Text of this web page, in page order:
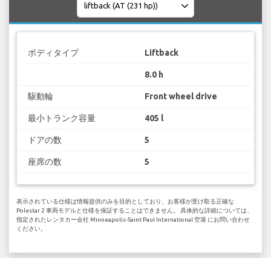
ボディタイプ Liftback
8.0 h
駆動輪 Front wheel drive
最小トランク容量 405 l
ドアの数 5
座席の数 5
表示されている仕様は情報提供のみを目的としており、お客様が受け取る正確な
Polestar 2 車両モデルと仕様を保証することはできません。 具体的な詳細については、
指定されたレンタカー会社 Minneapolis-Saint Paul International 空港 にお問い合わせ
ください。